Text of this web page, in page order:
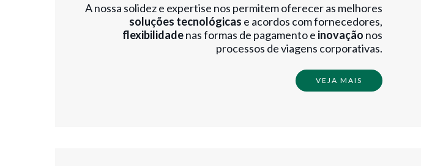
A nossa solidez e expertise nos permitem oferecer as melhores
soluções tecnológicas e acordos com fornecedores,
flexibilidadenas formas de pagamento e inovação nos
processos de viagens corporativas.
VEJA MAIS